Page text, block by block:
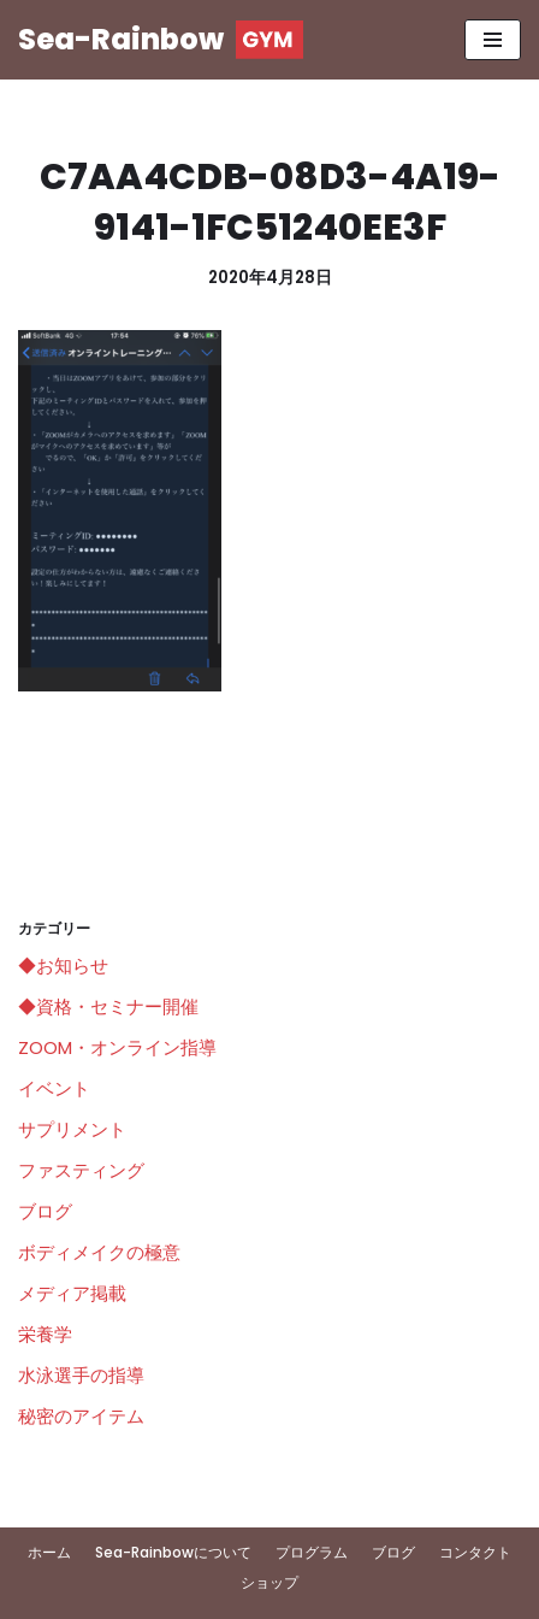
プ
Sea-Rainbow
C7AA4CDB-08D3-4A19-
9141-1FC51240EE3F
2020年4月28日
カテゴリー
◆お知らせ
◆資格・セミナー開催
ZOOM・オンライン指導
イベント
サプリメント
ファスティング
ブログ
ボディメイクの極意
メディア掲載
栄養学
水泳選手の指導
秘密のアイテム
ホーム Sea-Rainbowについて プログラム ブログ
コンタクト
ショップ